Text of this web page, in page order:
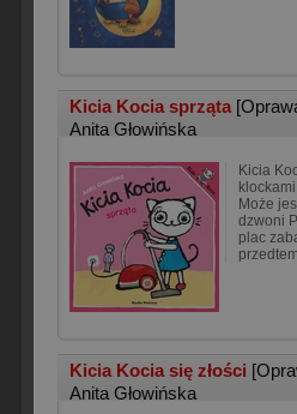
Kicia Kocia sprząta
Anita Głowińska
Kicia
Może
dzwoni
plac
Kicia Kocia się złości
Anita Głowińska